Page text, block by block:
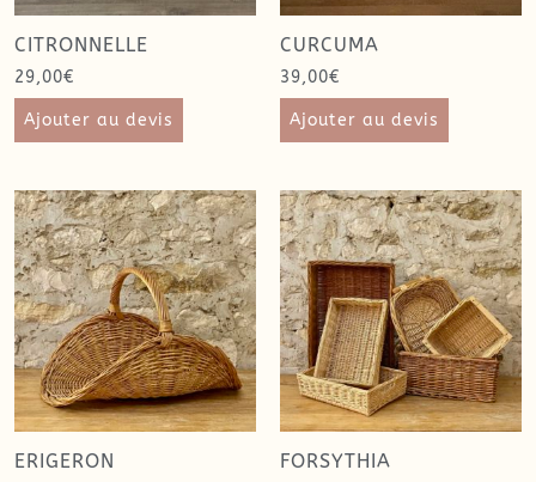
CITRONNELLE
29,00€
Ajouter au devis
CURCUMA
39,00€
Ajouter au devis
ERIGERON FORSYTHIA